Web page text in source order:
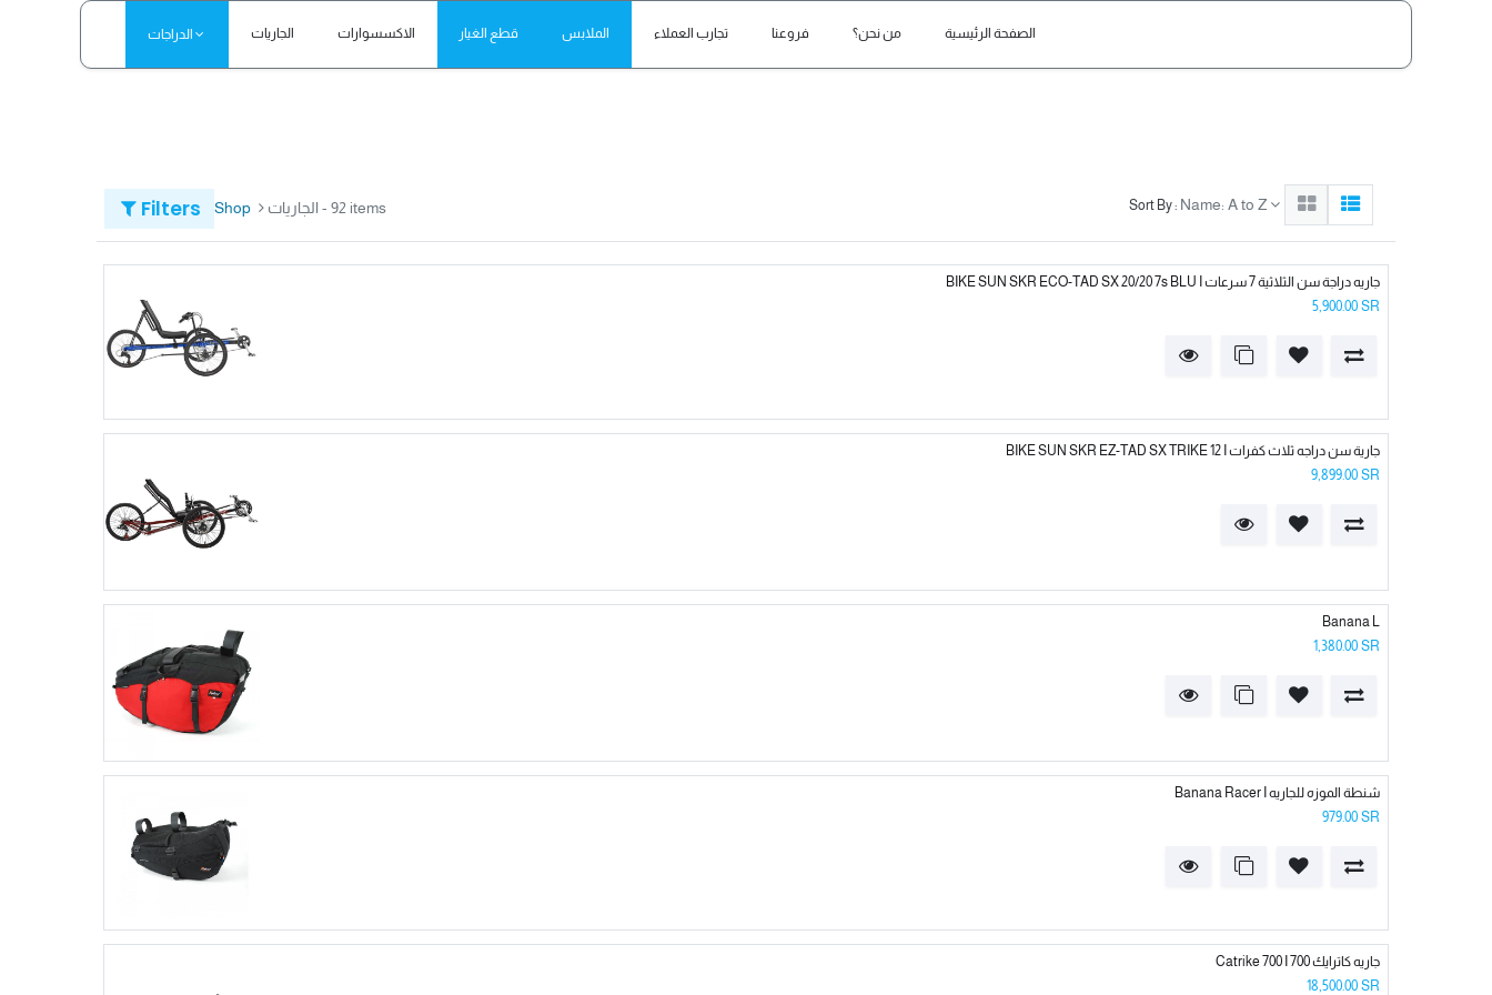
الدراجات الجاريات الاكسسوارات قطع الغيار الملابس تجارب العملاء فروعنا من نحن؟ الصفحة الرئيسية
Filters Shop الجاريات - 92 items Sort By : Name: A to Z
BIKE SUN SKR ECO-TAD SX 20/20 7s BLU I جاريه دراجة سن الثلاثية 7 سرعات
5,900.00 SR
BIKE SUN SKR EZ-TAD SX TRIKE 12 I جارية سن دراجه ثلاث كفرات
9,899.00 SR
Banana L
1,380.00 SR
Banana Racer I شنطة الموزه للجاريه
979.00 SR
Catrike 700 I جاريه كاترايك 700
18,500.00 SR